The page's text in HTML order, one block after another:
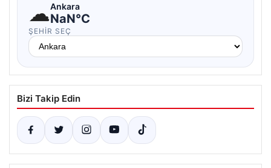
☁Ankara
NaN°C
ŞEHIR SEÇ
Bizi Takip Edin